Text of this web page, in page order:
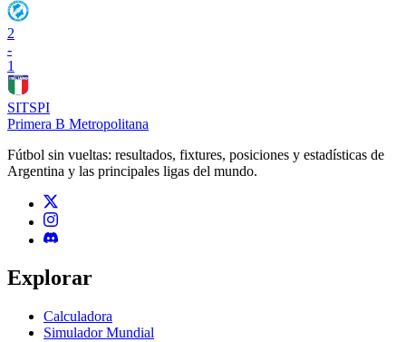
2
-
1
SITSPI
Primera B Metropolitana
Fútbol sin vueltas: resultados, fixtures, posiciones y estadísticas de
Argentina y las principales ligas del mundo.
Explorar
Calculadora
Simulador Mundial